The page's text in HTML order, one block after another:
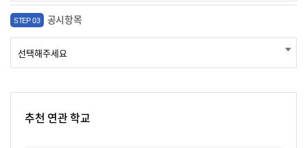
STEP 03 공시항목
추천 연관 학교